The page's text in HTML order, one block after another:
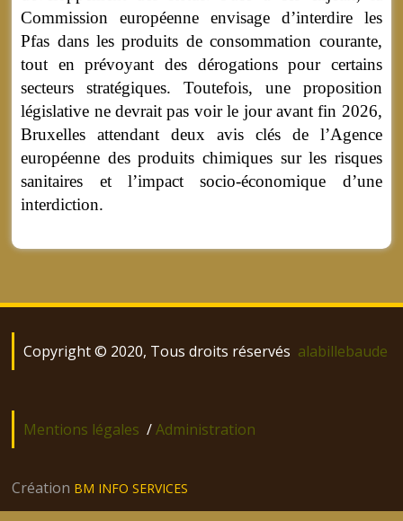
Commission européenne envisage d’interdire les
Pfas dans les produits de consommation courante,
tout en prévoyant des dérogations pour certains
secteurs stratégiques. Toutefois, une proposition
législative ne devrait pas voir le jour avant fin 2026,
Bruxelles attendant deux avis clés de l’Agence
européenne des produits chimiques sur les risques
sanitaires et l’impact socio-économique d’une
interdiction.
Copyright © 2020, Tous droits réservés alabillebaude
Mentions légales /Administration
Création BM INFO SERVICES